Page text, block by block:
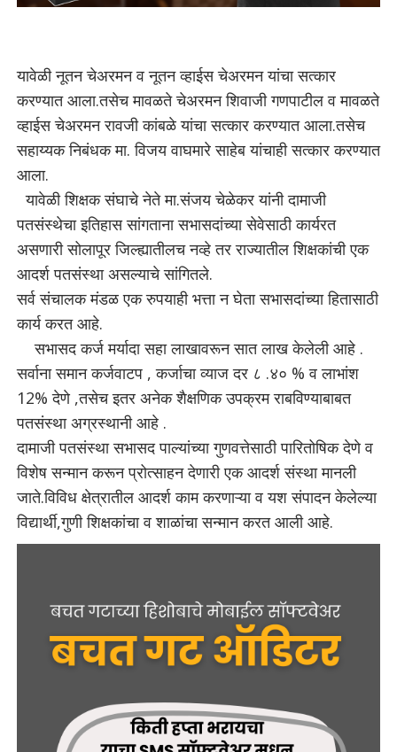
यावेळी नूतन चेअरमन व नूतन व्हाईस चेअरमन यांचा सत्कार
करण्यात आला.तसेच मावळते चेअरमन शिवाजी गणपाटील व मावळते
व्हाईस चेअरमन रावजी कांबळे यांचा सत्कार करण्यात आला.तसेच
सहाय्यक निबंधक मा. विजय वाघमारे साहेब यांचाही सत्कार करण्यात
आला.
यावेळी शिक्षक संघाचे नेते मा.संजय चेळेकर यांनी दामाजी
पतसंस्थेचा इतिहास सांगताना सभासदांच्या सेवेसाठी कार्यरत
असणारी सोलापूर जिल्ह्यातीलच नव्हे तर राज्यातील शिक्षकांची एक
आदर्श पतसंस्था असल्याचे सांगितले.
सर्व संचालक मंडळ एक रुपयाही भत्ता न घेता सभासदांच्या हितासाठी
कार्य करत आहे.
सभासद कर्ज मर्यादा सहा लाखावरून सात लाख केलेली आहे .
सर्वाना समान कर्जवाटप , कर्जाचा व्याज दर ८ .४० % व लाभांश
12% देणे ,तसेच इतर अनेक शैक्षणिक उपक्रम राबविण्याबाबत
पतसंस्था अग्रस्थानी आहे .
दामाजी पतसंस्था सभासद पाल्यांच्या गुणवत्तेसाठी पारितोषिक देणे व
विशेष सन्मान करून प्रोत्साहन देणारी एक आदर्श संस्था मानली
जाते.विविध क्षेत्रातील आदर्श काम करणाऱ्या व यश संपादन केलेल्या
विद्यार्थी,गुणी शिक्षकांचा व शाळांचा सन्मान करत आली आहे.